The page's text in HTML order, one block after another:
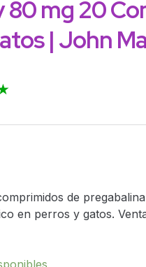
80 mg 20
| John
5
de
en perros y gatos.